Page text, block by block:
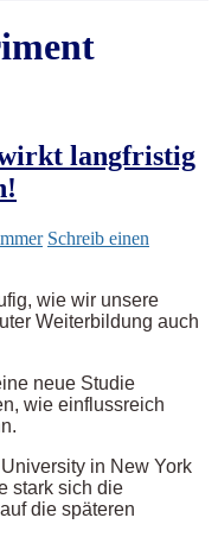
langfristig
Schreib einen
wie wir unsere
Weiterbildung auch
neue Studie
wie einflussreich
in New York
stark sich die
die späteren